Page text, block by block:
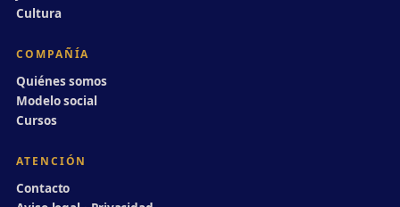
Cultura
COMPAÑÍA
Quiénes somos
Modelo social
Cursos
ATENCIÓN
Contacto